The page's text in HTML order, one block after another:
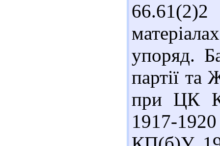
упоряд.
партії та
при ЦК
1917-